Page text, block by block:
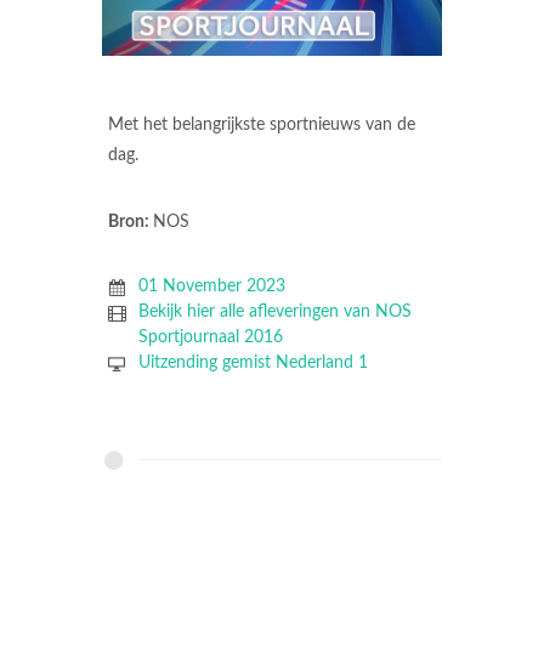
Met het belangrijkste sportnieuws van de
dag.
Bron: NOS
01 November 2023
Bekijk hier alle afleveringen van NOS
Sportjournaal 2016
Uitzending gemist Nederland 1